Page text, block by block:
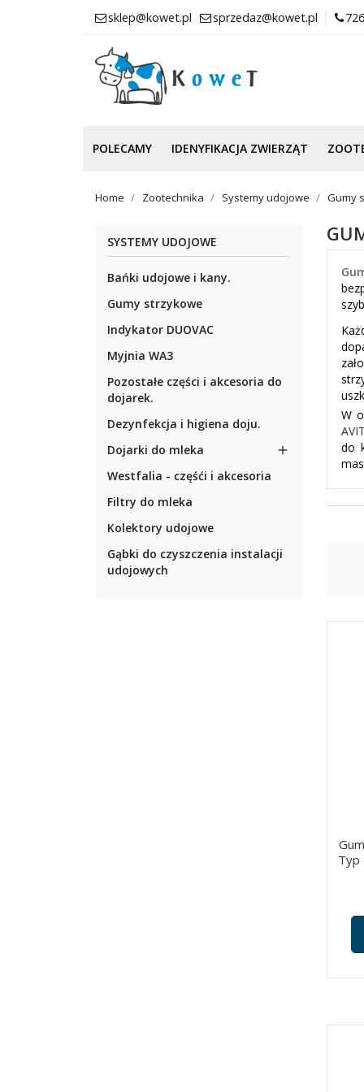
sklep@kowet.pl sprzedaz@kowet.pl
POLECAMY IDENYFIKACJA ZWIERZĄT
Home Zootechnika Systemy udojowe Gumy
SYSTEMY UDOJOWE
Bańki udojowe i kany.
Gumy strzykowe
Indykator DUOVAC
Myjnia WA3
Pozostałe części i akcesoria do
dojarek.
Dezynfekcja i higiena doju.
Dojarki do mleka

Westfalia - częśći i akcesoria
Filtry do mleka
Kolektory udojowe
Gąbki do czyszczenia instalacji
udojowych
W
do
Typ